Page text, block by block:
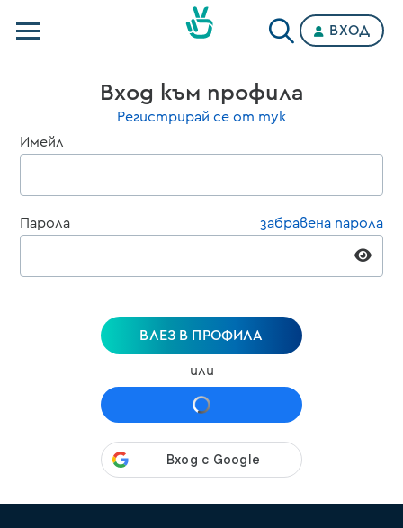
Категории
ВХОД
Вход към профила
Регистрирай се от тук
Имейл
Парола забравена парола
ВЛЕЗ В ПРОФИЛА
или